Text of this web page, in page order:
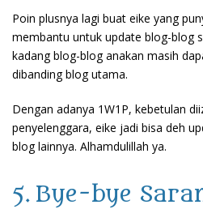
Poin plusnya lagi buat eike yang
membantu untuk update blog-blog
kadang blog-blog anakan masih
dibanding blog utama.
Dengan adanya 1W1P, kebetulan
penyelenggara, eike jadi bisa deh
blog lainnya. Alhamdulillah ya.
5. Bye-bye